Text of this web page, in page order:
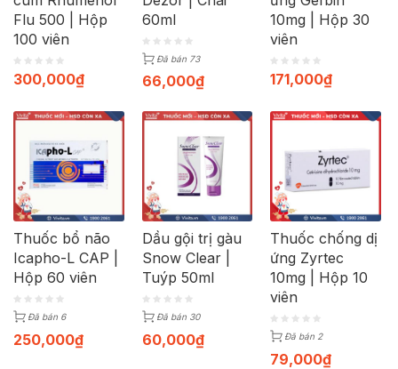
Flu 500 | Hộp
100 viên
300,000₫
60ml
Đã bán 73
66,000₫
10mg | Hộp 30
viên
171,000₫
Thuốc bổ não
Icapho-L CAP |
Hộp 60 viên
Đã bán 6
250,000₫
Dầu gội trị gàu
Snow Clear |
Tuýp 50ml
Đã bán 30
60,000₫
Thuốc chống dị
ứng Zyrtec
10mg | Hộp 10
viên
Đã bán 2
79,000₫